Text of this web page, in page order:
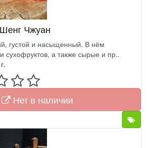
Чжуан
густой и насыщенный. В нём
сухофруктов, а также сырые и пр..
Нет в наличии